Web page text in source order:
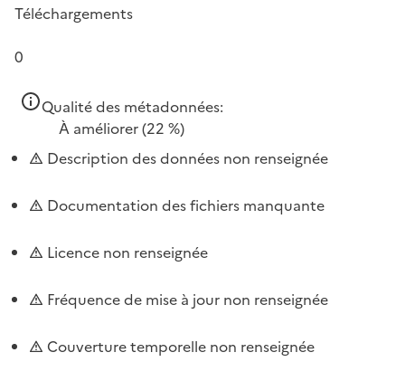
Téléchargements
0
Qualité des métadonnées:
À améliorer(22 %)
Description des données non renseignée
Documentation des fichiers manquante
Licence non renseignée
Fréquence de mise à jour non renseignée
Couverture temporelle non renseignée